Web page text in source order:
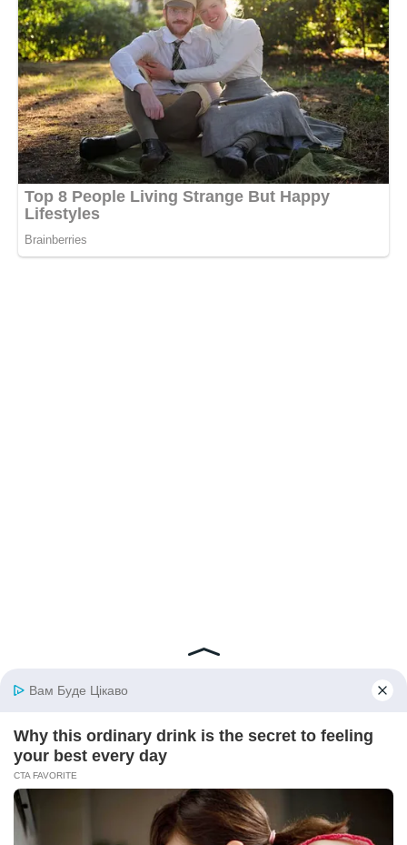
© 2026 iBilingua
Політика конфіденційності та умови користування
сайтом (Privacy Policy)